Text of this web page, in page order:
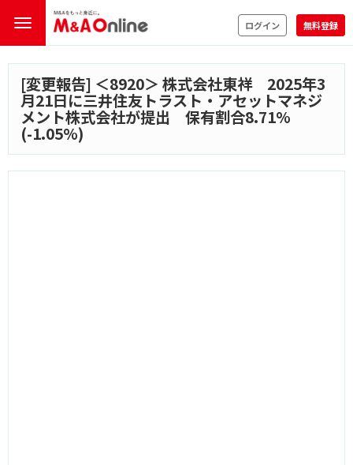
ログイン 無料登録
[変更報告] ＜8920＞ 株式会社東祥 2025年3
月21日に三井住友トラスト・アセットマネジ
メント株式会社が提出 保有割合8.71%
(-1.05%)